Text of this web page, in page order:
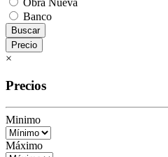
Obra Nueva
Banco
Buscar
Precio
×
Precios
Minimo
Máximo